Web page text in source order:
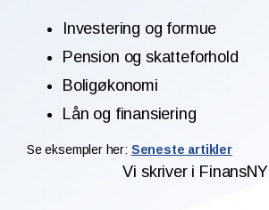
Investering og formue
Pension og skatteforhold
Boligøkonomi
Lån og finansiering
Se eksempler her: Seneste artikler
Vi skriver i